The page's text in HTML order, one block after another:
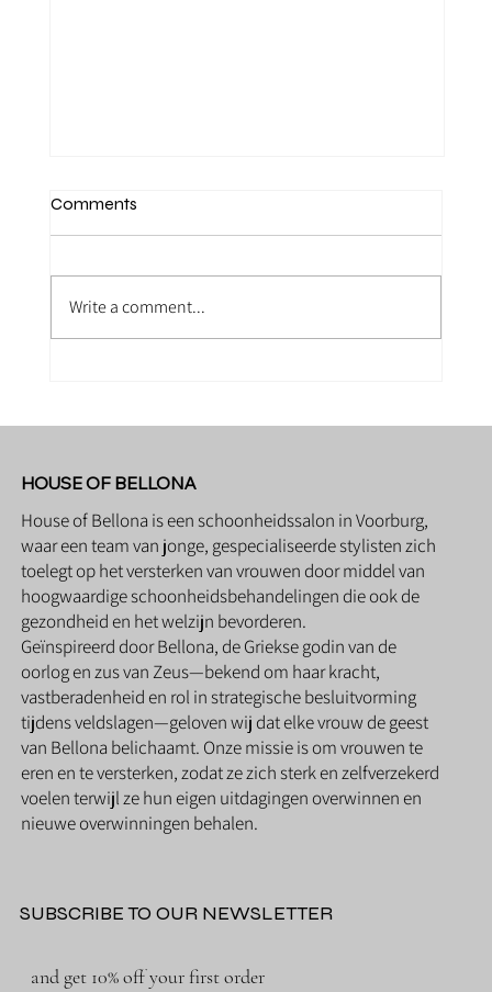
Comments
Write a comment...
HOUSE OF BELLONA
House of Bellona is een schoonheidssalon in Voorburg,
waar een team van jonge, gespecialiseerde stylisten zich
toelegt op het versterken van vrouwen door middel van
hoogwaardige schoonheidsbehandelingen die ook de
gezondheid en het welzijn bevorderen.
Geïnspireerd door Bellona, de Griekse godin van de
oorlog en zus van Zeus—bekend om haar kracht,
vastberadenheid en rol in strategische besluitvorming
tijdens veldslagen—geloven wij dat elke vrouw de geest
van Bellona belichaamt. Onze missie is om vrouwen te
eren en te versterken, zodat ze zich sterk en zelfverzekerd
voelen terwijl ze hun eigen uitdagingen overwinnen en
nieuwe overwinningen behalen.
SUBSCRIBE TO OUR NEWSLETTER
and get 10% off your first order